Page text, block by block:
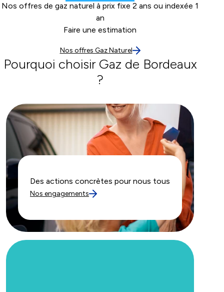
Nos offres de gaz naturel à prix fixe 2 ans ou indexée 1
an
Faire une estimation
Nos offres Gaz Naturel
Pourquoi choisir Gaz de Bordeaux
?
Des actions concrètes pour nous tous
Nos engagements